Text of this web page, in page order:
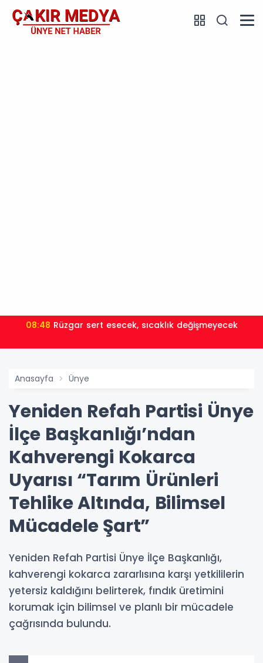
07:30 Kayseri Melikgazi'den ücretsiz yaz kursları
Anasayfa Ünye
Yeniden Refah Partisi Ünye
İlçe Başkanlığı’ndan
Kahverengi Kokarca
Uyarısı “Tarım Ürünleri
Tehlike Altında, Bilimsel
Mücadele Şart”
Yeniden Refah Partisi Ünye İlçe Başkanlığı,
kahverengi kokarca zararlısına karşı yetkililerin
yetersiz kaldığını belirterek, fındık üretimini
korumak için bilimsel ve planlı bir mücadele
çağrısında bulundu.